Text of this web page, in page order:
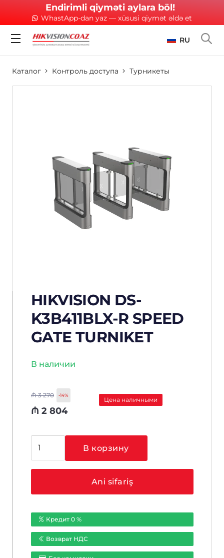
Endirimli qiyməti aylara böl!
WhastApp-dan yaz — xüsusi qiymət əldə et
RU
Каталог Контроль доступа Турникеты
HIKVISION DS-
K3B411BLX-R SPEED
GATE TURNIKET
В наличии
₼3 270 -14%
₼ 2 804
Цена наличными
товара
SPEED
GATE
TURNIKET
В корзину
Ani sifariş
Кредит 0 %
Возврат НДС